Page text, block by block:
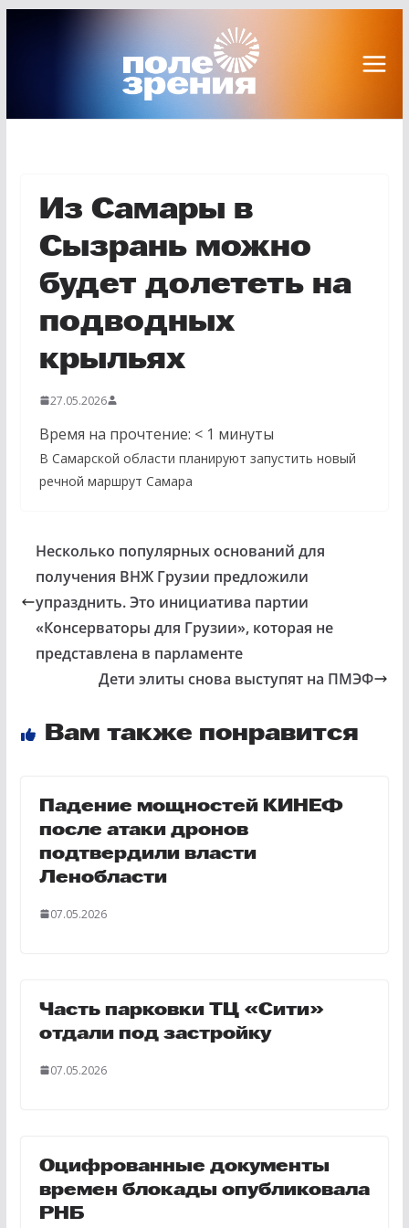
Из Самары в
Сызрань можно
будет долететь на
подводных
крыльях
27.05.2026
Время на прочтение: < 1 минуты
В Самарской области планируют запустить новый
речной маршрут Самара
Несколько популярных оснований для
получения ВНЖ Грузии предложили
упразднить. Это инициатива партии
«Консерваторы для Грузии», которая не
представлена в парламенте
Дети элиты снова выступят на ПМЭФ
Вам также понравится
Падение мощностей КИНЕФ
после атаки дронов
подтвердили власти
Ленобласти
07.05.2026
Часть парковки ТЦ «Сити»
отдали под застройку
07.05.2026
Оцифрованные документы
времен блокады опубликовала
РНБ